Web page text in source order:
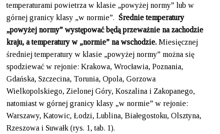
temperaturami powietrza w klasie „powyżej normy” lub w
górnej granicy klasy „w normie”. Średnie temperatury
„powyżej normy” występować będą przeważnie na zachodzie
kraju, a temperatury w „normie” na wschodzie. Miesięcznej
średniej temperatury w klasie „powyżej normy” można się
spodziewać w rejonie: Krakowa, Wrocławia, Poznania,
Gdańska, Szczecina, Torunia, Opola, Gorzowa
Wielkopolskiego, Zielonej Góry, Koszalina i Zakopanego,
natomiast w górnej granicy klasy „w normie” w rejonie:
Warszawy, Katowic, Łodzi, Lublina, Białegostoku, Olsztyna,
Rzeszowa i Suwałk (rys. 1, tab. 1).